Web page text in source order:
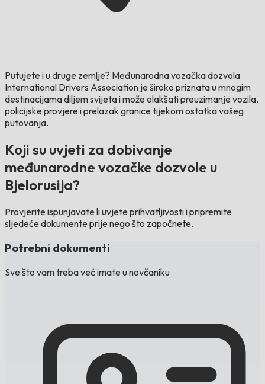
Putujete i u druge zemlje? Međunarodna vozačka dozvola
International Drivers Association je široko priznata u mnogim
destinacijama diljem svijeta i može olakšati preuzimanje vozila,
policijske provjere i prelazak granice tijekom ostatka vašeg
putovanja.
Koji su uvjeti za dobivanje
međunarodne vozačke dozvole u
Bjelorusija?
Provjerite ispunjavate li uvjete prihvatljivosti i pripremite
sljedeće dokumente prije nego što započnete.
Potrebni dokumenti
Sve što vam treba već imate u novčaniku